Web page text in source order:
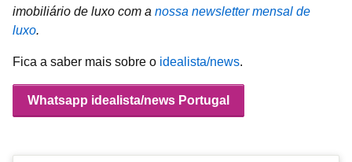
imobiliário de luxo com a nossa newsletter mensal de
luxo.
Fica a saber mais sobre o idealista/news.
Whatsapp idealista/news Portugal